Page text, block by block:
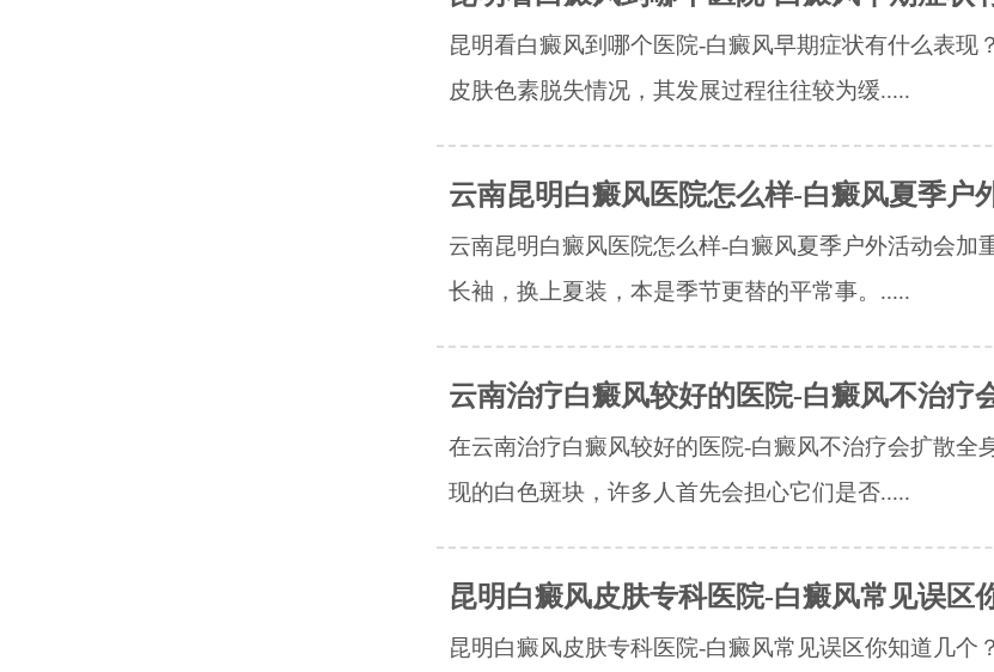
昆明看白癜风到哪个医院-白癜风早期症状有什么表现
皮肤色素脱失情况，其发展过程往往较为缓.....
云南昆明白癜风医院怎么样-白癜风夏季户
云南昆明白癜风医院怎么样-白癜风夏季户外活动会加
长袖，换上夏装，本是季节更替的平常事。.....
云南治疗白癜风较好的医院-白癜风不治疗
在云南治疗白癜风较好的医院-白癜风不治疗会扩散全
现的白色斑块，许多人首先会担心它们是否.....
昆明白癜风皮肤专科医院-白癜风常见误区
昆明白癜风皮肤专科医院-白癜风常见误区你知道几个